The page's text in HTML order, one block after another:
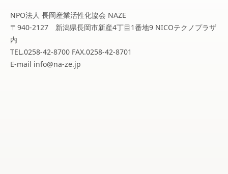
NPO法人 長岡産業活性化協会 NAZE
〒940-2127 新潟県長岡市新産4丁目1番地9 NICOテクノプラザ
内
TEL.0258-42-8700 FAX.0258-42-8701
E-mail info@na-ze.jp